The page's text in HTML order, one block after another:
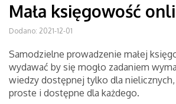
Mała księgowość
Dodano: 2021-12-01
Samodzielne prowadzenie małej
wydawać by się mogło zadaniem
wiedzy dostępnej tylko dla
proste i dostępne dla każdego.